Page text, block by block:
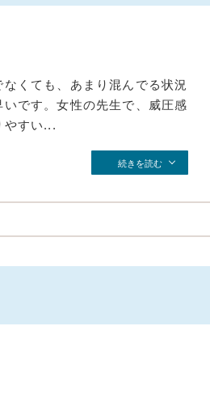
くても、あまり混んでる状況
です。女性の先生で、威圧感
やすい...
続きを読む